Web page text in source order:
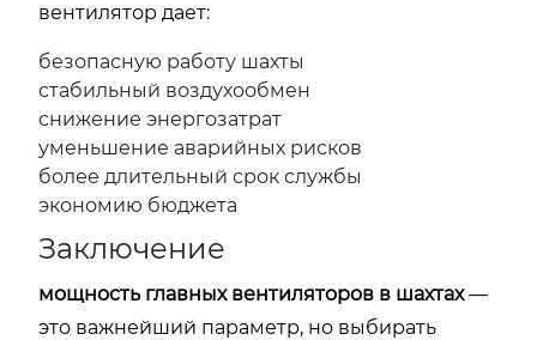
вентилятор дает:
безопасную работу шахты
стабильный воздухообмен
снижение энергозатрат
уменьшение аварийных рисков
более длительный срок службы
экономию бюджета
Заключение
мощность главных вентиляторов в шахтах—
это важнейший параметр, но выбирать